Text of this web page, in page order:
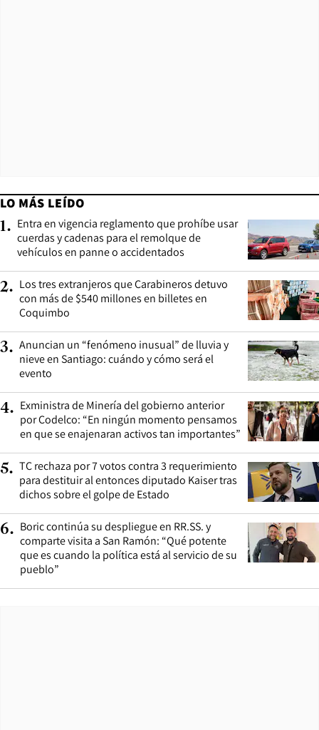
LO MÁS LEÍDO
1. Entra en vigencia reglamento que prohíbe usar
cuerdas y cadenas para el remolque de
vehículos en panne o accidentados
2. Los tres extranjeros que Carabineros detuvo
con más de $540 millones en billetes en
Coquimbo
3. Anuncian un “fenómeno inusual” de lluvia y
nieve en Santiago: cuándo y cómo será el
evento
4. Exministra de Minería del gobierno anterior
por Codelco: “En ningún momento pensamos
en que se enajenaran activos tan importantes”
5. TC rechaza por 7 votos contra 3 requerimiento
para destituir al entonces diputado Kaiser tras
dichos sobre el golpe de Estado
6. Boric continúa su despliegue en RR.SS. y
comparte visita a San Ramón: “Qué potente
que es cuando la política está al servicio de su
pueblo”